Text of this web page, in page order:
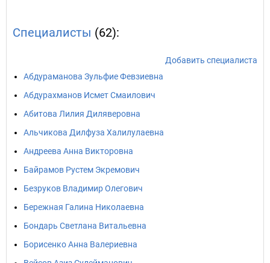
Специалисты (62):
Добавить специалиста
Абдураманова Зульфие Февзиевна
Абдурахманов Исмет Смаилович
Абитова Лилия Диляверовна
Альчикова Дилфуза Халилулаевна
Андреева Анна Викторовна
Байрамов Рустем Экремович
Безруков Владимир Олегович
Бережная Галина Николаевна
Бондарь Светлана Витальевна
Борисенко Анна Валериевна